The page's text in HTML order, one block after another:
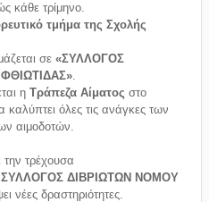
κάθε τρίμηνο.
τμήμα της Σχολής
σε «ΣΥΛΛΟΓΟΣ
.
η Τράπεζα Αίματος στο
καλύπτει όλες τις ανάγκες των
αιμοδοτών.
τρέχουσα
ΣΥΛΛΟΓΟΣ ΔΙΒΡΙΩΤΩΝ ΝΟΜΟΥ
νέες δραστηριότητες.